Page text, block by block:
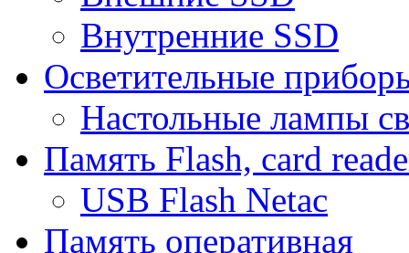
Внутренние SSD
Осветительные
Настольные лампы
Память Flash, card
USB Flash Netac
Память оперативная